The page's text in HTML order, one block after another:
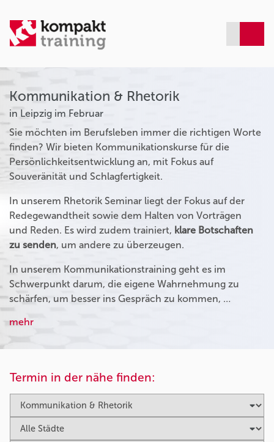
Kommunikation & Rhetorik
in Leipzig im Februar
Sie möchten im Berufsleben immer die richtigen Worte
finden? Wir bieten Kommunikationskurse für die
Persönlichkeitsentwicklung an, mit Fokus auf
Souveränität und Schlagfertigkeit.
In unserem Rhetorik Seminar liegt der Fokus auf der
Redegewandtheit sowie dem Halten von Vorträgen
und Reden. Es wird zudem trainiert, klare Botschaften
zu senden, um andere zu überzeugen.
In unserem Kommunikationstraining geht es im
Schwerpunkt darum, die eigene Wahrnehmung zu
schärfen, um besser ins Gespräch zu kommen, …
mehr
Termin in der nähe finden: